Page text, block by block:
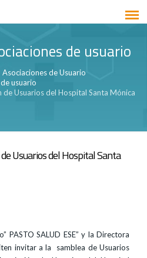
de usuario
Asociaciones de Usuario
usuario
de Usuarios del Hospital Santa Mónica
Usuarios del Hospital Santa
PASTO SALUD ESE” y la Directora
invitar a la samblea de Usuarios